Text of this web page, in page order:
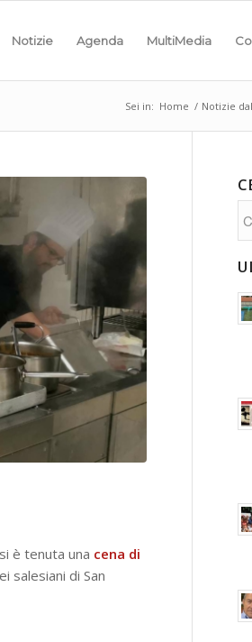
Notizie Agenda MultiMedia
Sei in: Home / Notizie
è tenuta una cena di
salesiani di San